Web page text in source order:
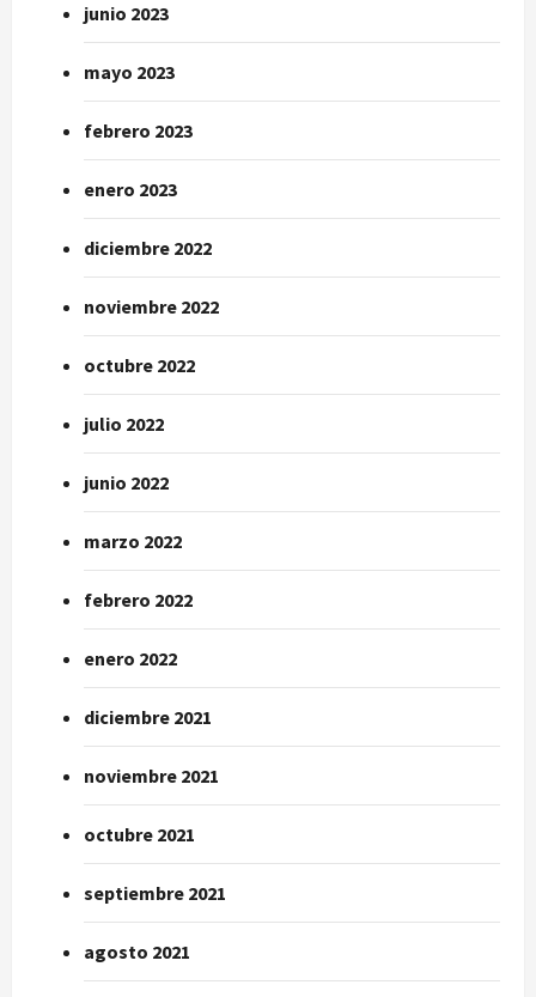
junio 2023
mayo 2023
febrero 2023
enero 2023
diciembre 2022
noviembre 2022
octubre 2022
julio 2022
junio 2022
marzo 2022
febrero 2022
enero 2022
diciembre 2021
noviembre 2021
octubre 2021
septiembre 2021
agosto 2021